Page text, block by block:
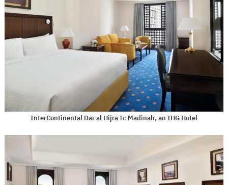
InterContinental Dar al Hijra Ic Madinah, an IHG Hotel